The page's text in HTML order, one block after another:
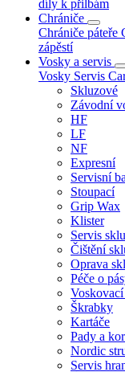
díly k přilbám
Chrániče
Chrániče páteře
zápěstí
Vosky a servis
Vosky Servis
Skluzové
Závodní
HF
LF
NF
Expresní
Servisní
Stoupací
Grip Wax
Klister
Servis
Čištění
Oprava
Péče o
Škrabky
Kartáče
Pady a
Nordic
Servis